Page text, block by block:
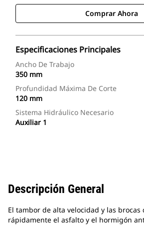
Comprar Ahora
Especificaciones Principales
Ancho De Trabajo
350 mm
Profundidad Máxima De Corte
120 mm
Sistema Hidráulico Necesario
Auxiliar 1
Descripción General
El tambor de alta velocidad y las brocas
rápidamente el asfalto y el hormigón